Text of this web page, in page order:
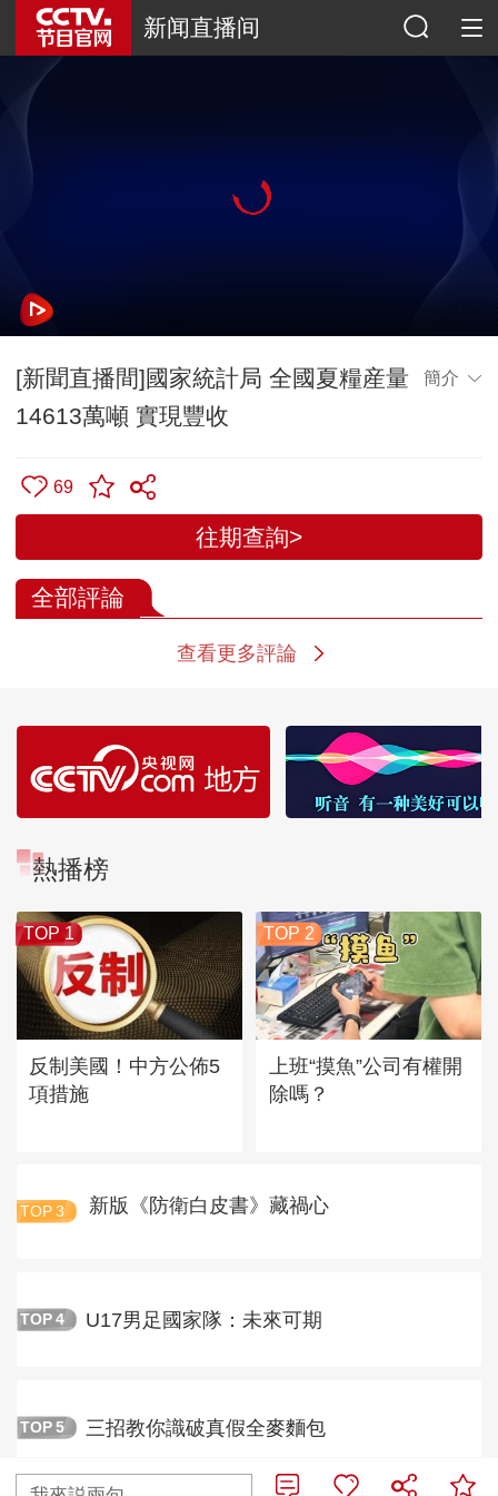
新闻直播间
[新聞直播間]國家統計局 全國夏糧産量
14613萬噸 實現豐收
簡介
69
往期查詢>
全部評論
查看更多評論
熱播榜
TOP 1
反制美國！中方公佈5
項措施
TOP 2
上班“摸魚”公司有權開
除嗎？
TOP 3 新版《防衛白皮書》藏禍心
TOP 4 U17男足國家隊：未來可期
TOP 5 三招教你識破真假全麥麵包